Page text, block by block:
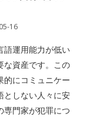
16
語運用能力が低い
な資産です。この
的にコミュニケー
としない人々に安
専門家が犯罪につ